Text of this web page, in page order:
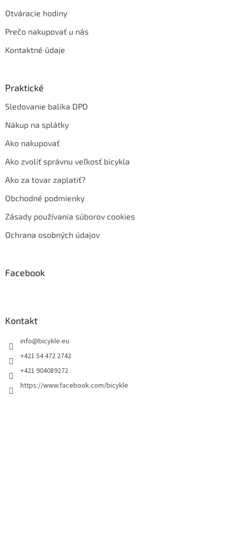
Otváracie hodiny
Prečo nakupovať u nás
Kontaktné údaje
Praktické
Sledovanie balíka DPD
Nákup na splátky
Ako nakupovať
Ako zvoliť správnu veľkosť bicykla
Ako za tovar zaplatiť?
Obchodné podmienky
Zásady používania súborov cookies
Ochrana osobných údajov
Facebook
Kontakt
info@bicykle.eu
+421 54 472 2742
+421 904089272
https://www.facebook.com/bicykle